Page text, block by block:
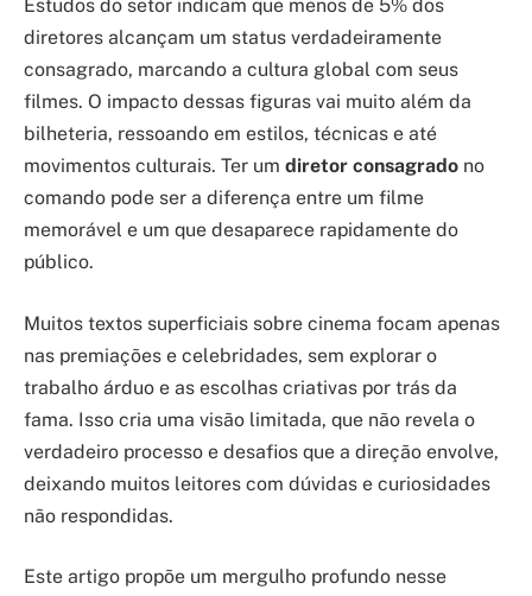
Estudos do setor indicam que menos de 5% dos
diretores alcançam um status verdadeiramente
consagrado, marcando a cultura global com seus
filmes. O impacto dessas figuras vai muito além da
bilheteria, ressoando em estilos, técnicas e até
movimentos culturais. Ter um diretor consagrado no
comando pode ser a diferença entre um filme
memorável e um que desaparece rapidamente do
público.
Muitos textos superficiais sobre cinema focam apenas
nas premiações e celebridades, sem explorar o
trabalho árduo e as escolhas criativas por trás da
fama. Isso cria uma visão limitada, que não revela o
verdadeiro processo e desafios que a direção envolve,
deixando muitos leitores com dúvidas e curiosidades
não respondidas.
Este artigo propõe um mergulho profundo nesse